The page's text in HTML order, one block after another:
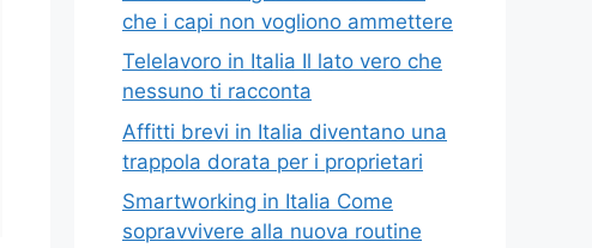
che i capi non vogliono ammettere
Telelavoro in Italia Il lato vero che
nessuno ti racconta
Affitti brevi in Italia diventano una
trappola dorata per i proprietari
Smartworking in Italia Come
sopravvivere alla nuova routine